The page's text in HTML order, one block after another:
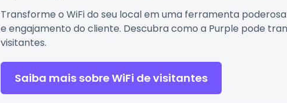
Transforme o WiFi do seu local em uma ferramenta
e engajamento do cliente. Descubra como a Purple pode
visitantes.
Saiba mais sobre WiFi de visitantes